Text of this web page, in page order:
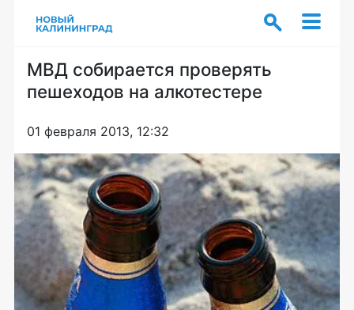
МВД собирается проверять
пешеходов на алкотестере
01 февраля 2013, 12:32